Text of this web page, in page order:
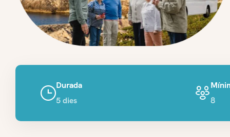
Durada
5 dies
8